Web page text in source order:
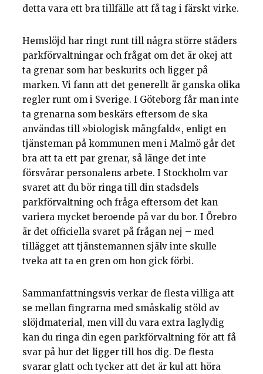
detta vara ett bra tillfälle att få tag i färskt virke.
Hemslöjd har ringt runt till några större städers
parkförvaltningar och frågat om det är okej att
ta grenar som har beskurits och ligger på
marken. Vi fann att det generellt är ganska olika
regler runt om i Sverige. I Göteborg får man inte
ta grenarna som beskärs eftersom de ska
användas till »biologisk mångfald«, enligt en
tjänsteman på kommunen men i Malmö går det
bra att ta ett par grenar, så länge det inte
försvårar personalens arbete. I Stockholm var
svaret att du bör ringa till din stadsdels
parkförvaltning och fråga eftersom det kan
variera mycket beroende på var du bor. I Örebro
är det officiella svaret på frågan nej – med
tillägget att tjänstemannen själv inte skulle
tveka att ta en gren om hon gick förbi.
Sammanfattningsvis verkar de flesta villiga att
se mellan fingrarna med småskalig stöld av
slöjdmaterial, men vill du vara extra laglydig
kan du ringa din egen parkförvaltning för att få
svar på hur det ligger till hos dig. De flesta
svarar glatt och tycker att det är kul att höra